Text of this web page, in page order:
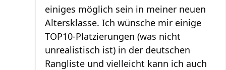
einiges möglich sein in meiner neuen
Altersklasse. Ich wünsche mir einige
TOP10-Platzierungen (was nicht
unrealistisch ist) in der deutschen
Rangliste und vielleicht kann ich auch